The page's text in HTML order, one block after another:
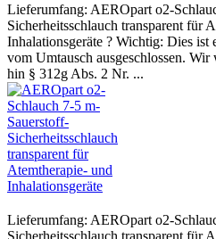
Lieferumfang: AEROpart o2-
Sicherheitsschlauch transparent für
Inhalationsgeräte ? Wichtig: Dies
vom Umtausch ausgeschlossen.
hin § 312g Abs. 2 Nr. ...
Lieferumfang: AEROpart o2-
Sicherheitsschlauch transparent für